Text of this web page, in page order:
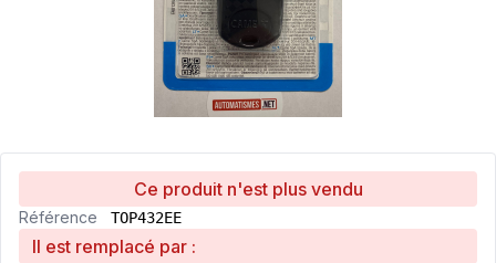
Ce produit n'est plus vendu
Référence TOP432EE
Il est remplacé par :